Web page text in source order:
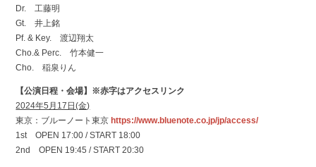
Dr. 工藤明
Gt. 井上銘
Pf. & Key. 渡辺翔太
Cho.& Perc. 竹本健一
Cho. 稲泉りん
【公演日程・会場】※赤字はアクセスリンク
2024年5月17日(金)
東京：ブルーノート東京https://www.bluenote.co.jp/jp/access/
1st OPEN 17:00 / START 18:00
2nd OPEN 19:45 / START 20:30